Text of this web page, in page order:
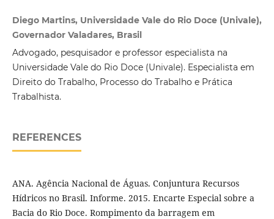
Diego Martins, Universidade Vale do Rio Doce (Univale),
Governador Valadares, Brasil
Advogado, pesquisador e professor especialista na
Universidade Vale do Rio Doce (Univale). Especialista em
Direito do Trabalho, Processo do Trabalho e Prática
Trabalhista.
REFERENCES
ANA. Agência Nacional de Águas. Conjuntura Recursos
Hídricos no Brasil. Informe. 2015. Encarte Especial sobre a
Bacia do Rio Doce. Rompimento da barragem em